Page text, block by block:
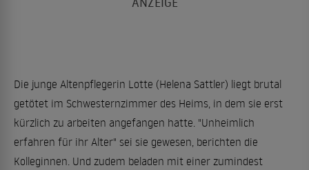
Die junge Altenpflegerin Lotte (Helena Sattler) liegt brutal
getötet im Schwesternzimmer des Heims, in dem sie erst
kürzlich zu arbeiten angefangen hatte. "Unheimlich
erfahren für ihr Alter" sei sie gewesen, berichten die
Kolleginnen. Und zudem beladen mit einer zumindest